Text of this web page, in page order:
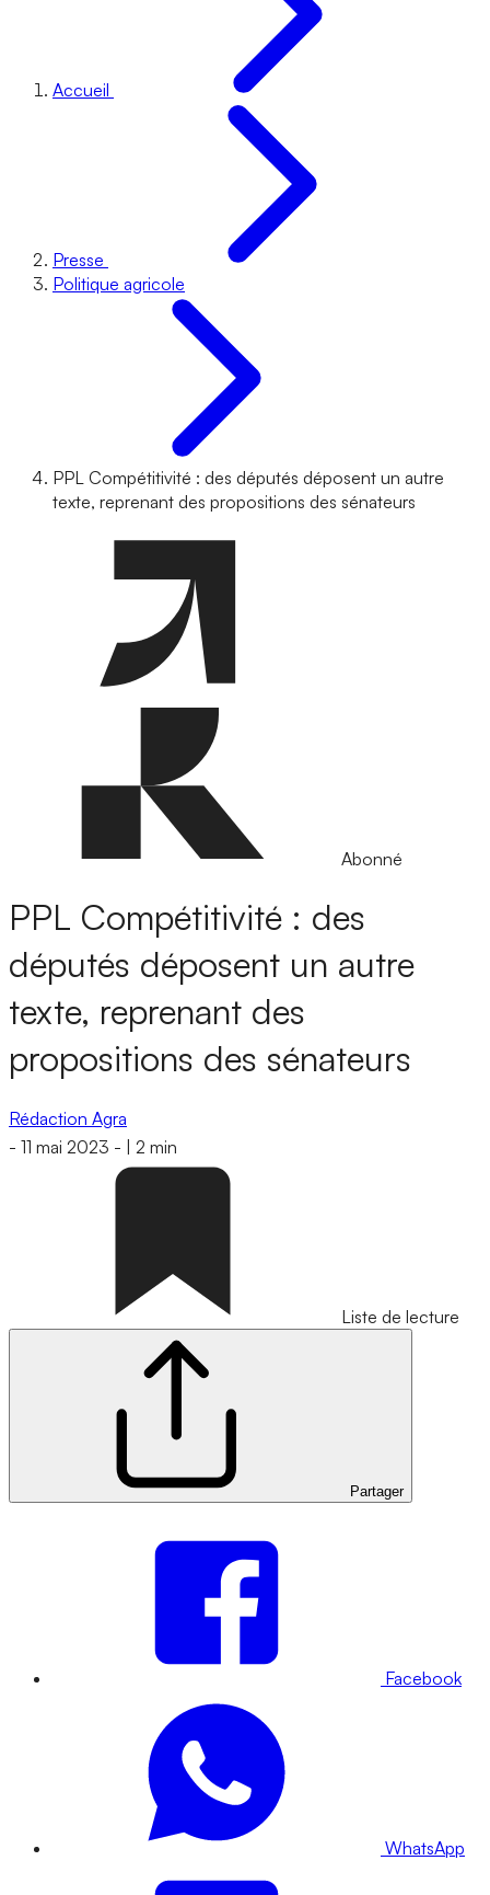
Accueil
Presse
Politique agricole
PPL Compétitivité : des députés déposent un autre
texte, reprenant des propositions des sénateurs
Abonné
PPL Compétitivité : des
députés déposent un autre
texte, reprenant des
propositions des sénateurs
Rédaction Agra
- 11 mai 2023 - 2 min
Liste de lecture
Partager
Facebook
WhatsApp